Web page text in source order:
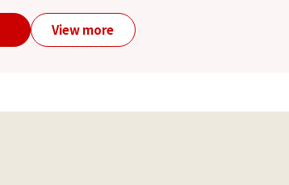
View more